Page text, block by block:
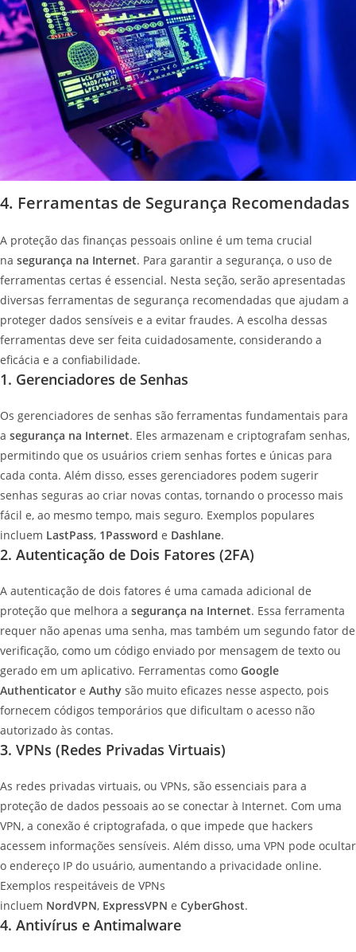
4. Ferramentas de Segurança Recomendadas
A proteção das finanças pessoais online é um tema crucial
na segurança na Internet. Para garantir a segurança, o uso de
ferramentas certas é essencial. Nesta seção, serão apresentadas
diversas ferramentas de segurança recomendadas que ajudam a
proteger dados sensíveis e a evitar fraudes. A escolha dessas
ferramentas deve ser feita cuidadosamente, considerando a
eficácia e a confiabilidade.
1. Gerenciadores de Senhas
Os gerenciadores de senhas são ferramentas fundamentais para
a segurança na Internet. Eles armazenam e criptografam senhas,
permitindo que os usuários criem senhas fortes e únicas para
cada conta. Além disso, esses gerenciadores podem sugerir
senhas seguras ao criar novas contas, tornando o processo mais
fácil e, ao mesmo tempo, mais seguro. Exemplos populares
incluem LastPass, 1Password e Dashlane.
2. Autenticação de Dois Fatores (2FA)
A autenticação de dois fatores é uma camada adicional de
proteção que melhora a segurança na Internet. Essa ferramenta
requer não apenas uma senha, mas também um segundo fator de
verificação, como um código enviado por mensagem de texto ou
gerado em um aplicativo. Ferramentas como Google
Authenticator e Authy são muito eficazes nesse aspecto, pois
fornecem códigos temporários que dificultam o acesso não
autorizado às contas.
3. VPNs (Redes Privadas Virtuais)
As redes privadas virtuais, ou VPNs, são essenciais para a
proteção de dados pessoais ao se conectar à Internet. Com uma
VPN, a conexão é criptografada, o que impede que hackers
acessem informações sensíveis. Além disso, uma VPN pode ocultar
o endereço IP do usuário, aumentando a privacidade online.
Exemplos respeitáveis de VPNs
incluem NordVPN, ExpressVPN e CyberGhost.
4. Antivírus e Antimalware